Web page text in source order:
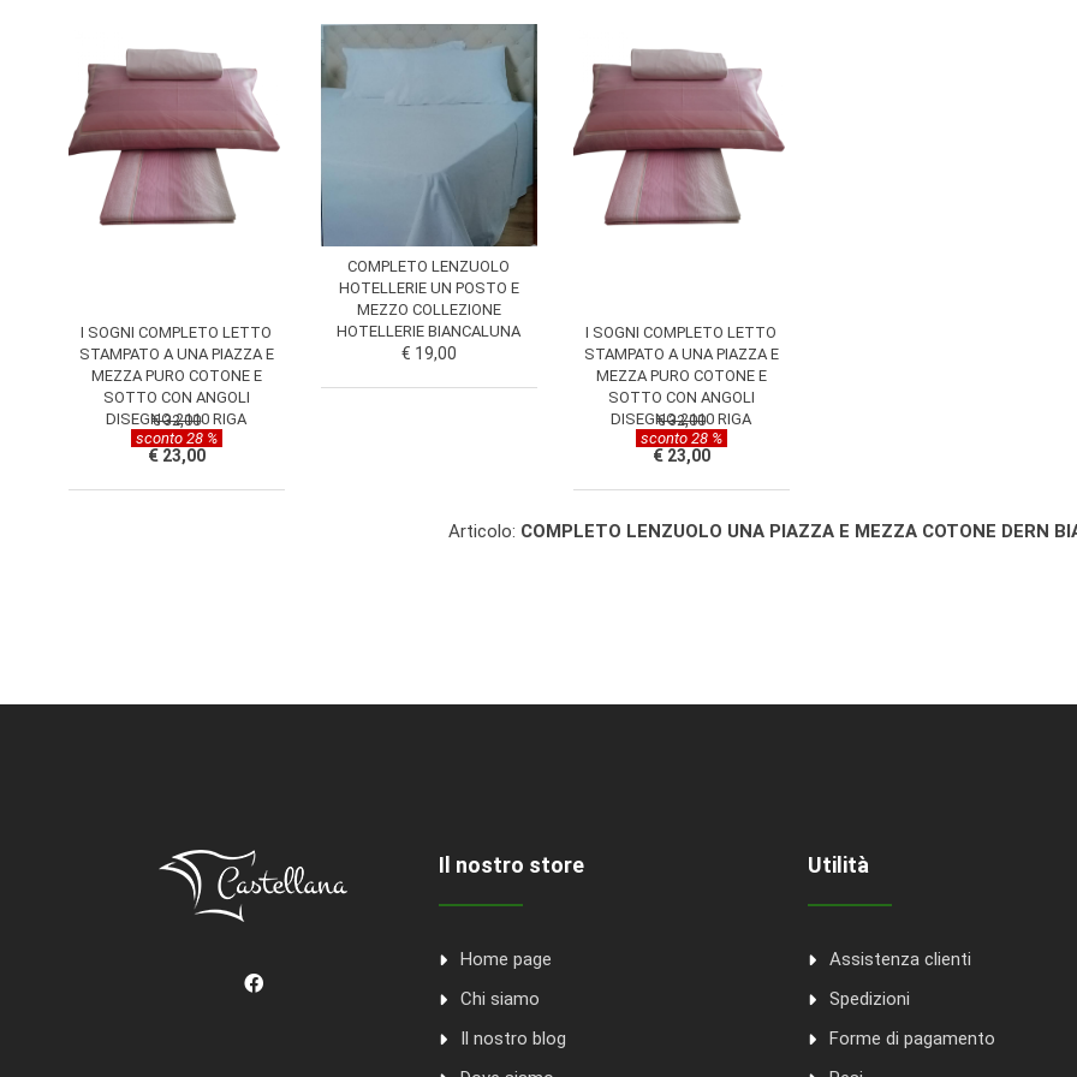
I SOGNI COMPLETO LETTO
STAMPATO A UNA PIAZZA E
MEZZA PURO COTONE E
SOTTO CON ANGOLI
DISEGNO 2110 RIGA
€ 32,00
sconto 28 %
€ 23,00
COMPLETO LENZUOLO
HOTELLERIE UN POSTO E
MEZZO COLLEZIONE
HOTELLERIE BIANCALUNA
€ 19,00
I SOGNI COMPLETO LETTO
STAMPATO A UNA PIAZZA E
MEZZA PURO COTONE E
SOTTO CON ANGOLI
DISEGNO 2110 RIGA
€ 32,00
sconto 28 %
€ 23,00
Articolo: COMPLETO LENZUOLO UNA PIAZZA E MEZZA COTONE DERN
Il nostro store
Home page
Chi siamo
Il nostro blog
Utilità
Assistenza clienti
Spedizioni
Forme di pagamento